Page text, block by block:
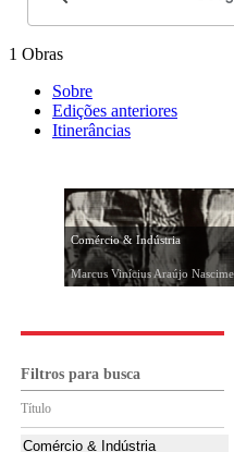
1 Obras
Sobre
Edições anteriores
Itinerâncias
Comércio & Indústria
Filtros para busca
Título